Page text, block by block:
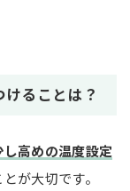
ることは？
し高めの温度設定
とが大切です。